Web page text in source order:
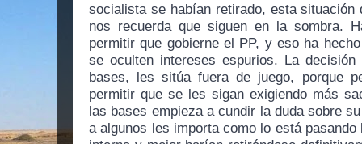
socialista se habían retirado, esta situación
nos recuerda que siguen en la sombra.
permitir que gobierne el PP, y eso ha
se oculten intereses espurios. La
bases, les sitúa fuera de juego, porque
permitir que se les sigan exigiendo más
las bases empieza a cundir la duda sobre
a algunos les importa como lo está